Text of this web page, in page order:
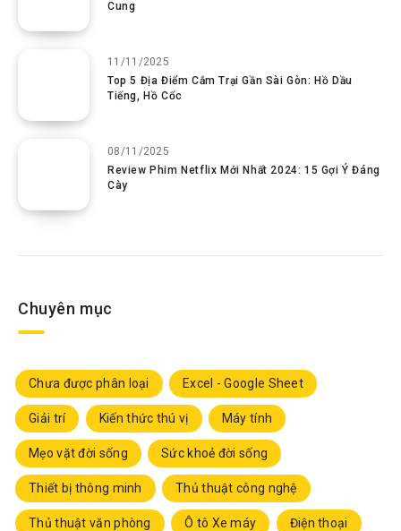
Cung
11/11/2025
Top 5 Địa Điểm Cắm Trại Gần Sài Gòn: Hồ Dầu
Tiếng, Hồ Cốc
08/11/2025
Review Phim Netflix Mới Nhất 2024: 15 Gợi Ý Đáng
Cày
Chuyên mục
Chưa được phân loại Excel - Google Sheet
Giải trí Kiến thức thú vị Máy tính
Mẹo vặt đời sống Sức khoẻ đời sống
Thiết bị thông minh Thủ thuật công nghệ
Thủ thuật văn phòng Ô tô Xe máy Điện thoại